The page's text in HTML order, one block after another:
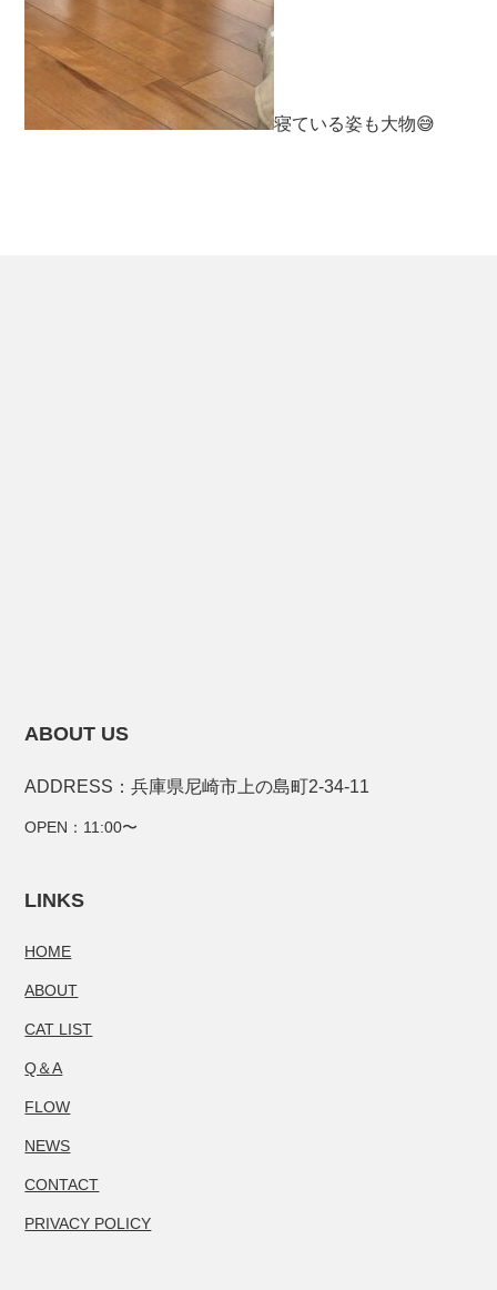
寝ている姿も大物😅
ABOUT US
ADDRESS：兵庫県尼崎市上の島町2-34-11
OPEN：11:00〜
LINKS
HOME
ABOUT
CAT LIST
Q＆A
FLOW
NEWS
CONTACT
PRIVACY POLICY